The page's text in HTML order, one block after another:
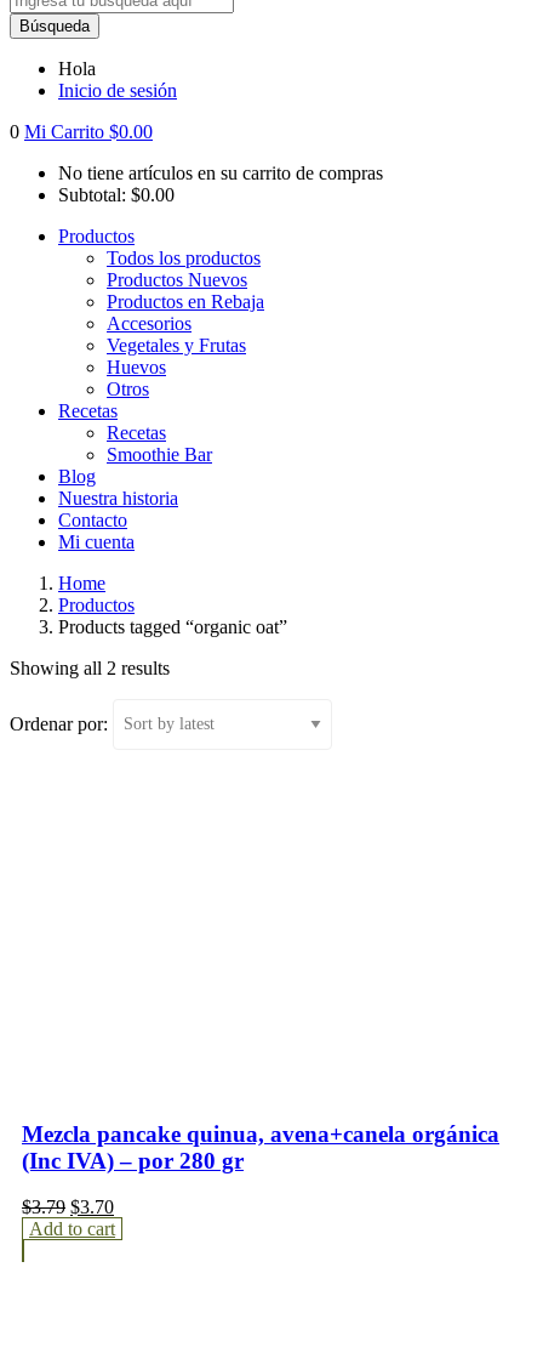
Búsqueda
Hola
Inicio de sesión
0 Mi Carrito $0.00
No tiene artículos en su carrito de compras
Subtotal: $0.00
Productos
Todos los productos
Productos Nuevos
Productos en Rebaja
Accesorios
Vegetales y Frutas
Huevos
Otros
Recetas
Recetas
Smoothie Bar
Blog
Nuestra historia
Contacto
Mi cuenta
Home
Productos
Products tagged “organic oat”
Showing all 2 results
Ordenar por:
Mezcla pancake quinua, avena+canela orgánica
(Inc IVA) – por 280 gr
$3.79 $3.70
Add to cart